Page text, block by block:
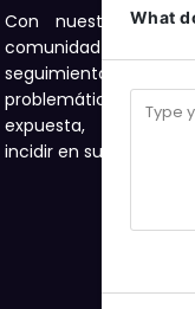
Con nuestras
comunidad a
seguimiento con
problemática de
expuesta,
incidir en su solución.
What